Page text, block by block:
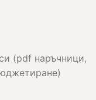
(pdf наръчници,